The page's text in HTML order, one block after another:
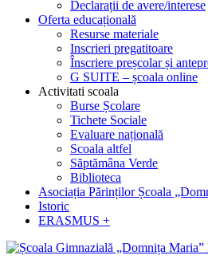
Declarații de avere/interese
Oferta educațională
Resurse materiale
Inscrieri pregatitoare
Înscriere preșcolar și
G SUITE – școala online
Activitati scoala
Burse Școlare
Tichete Sociale
Evaluare națională
Scoala altfel
Săptămâna Verde
Biblioteca
Asociația Părinților Școala
Istoric
ERASMUS +